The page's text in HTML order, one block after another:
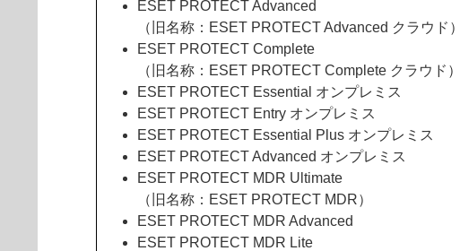
ESET PROTECT Advanced
（旧名称：ESET PROTECT Advanced クラウド）
ESET PROTECT Complete
（旧名称：ESET PROTECT Complete クラウド）
ESET PROTECT Essential オンプレミス
ESET PROTECT Entry オンプレミス
ESET PROTECT Essential Plus オンプレミス
ESET PROTECT Advanced オンプレミス
ESET PROTECT MDR Ultimate
（旧名称：ESET PROTECT MDR）
ESET PROTECT MDR Advanced
ESET PROTECT MDR Lite